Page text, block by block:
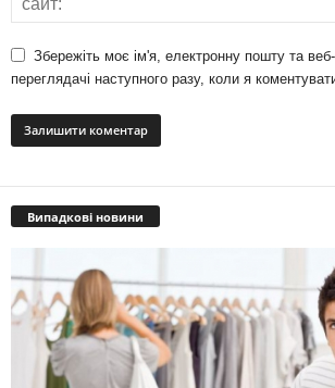
Збережіть моє ім'я, електронну пошту та
переглядачі наступного разу, коли я
Випадкові новини